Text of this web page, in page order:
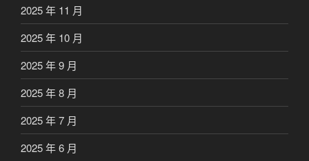
2025 年 11 月
2025 年 10 月
2025 年 9 月
2025 年 8 月
2025 年 7 月
2025 年 6 月